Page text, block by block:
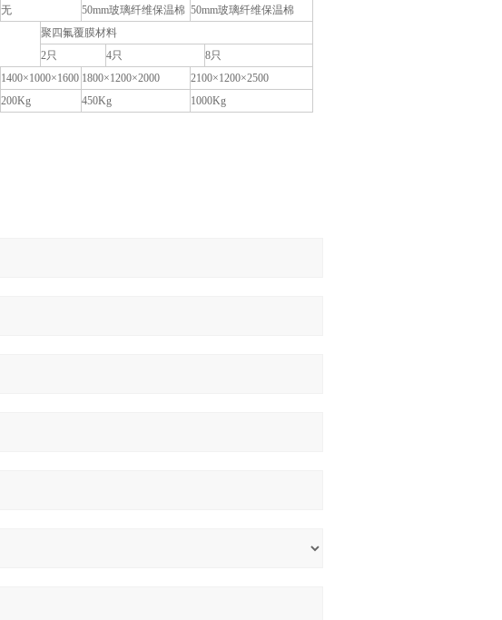
无 50mm玻璃纤维保温棉 50mm玻璃纤维保温棉
聚四氟覆膜材料
2只
4只
8只
1400×1000×1600 1800×1200×2000
2100×1200×2500
200Kg 450Kg
1000Kg